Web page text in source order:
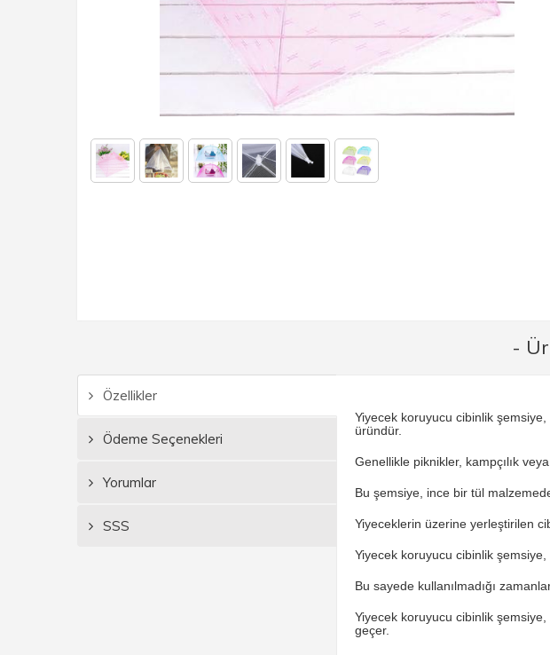
-
Özellikler
Ödeme Seçenekleri
Yorumlar
SSS
Yiyecek koruyucu cibinlik
üründür.
Genellikle piknikler, kampçılık
Bu şemsiye, ince bir tül
Yiyeceklerin üzerine yerleştirilen
Yiyecek koruyucu cibinlik
Bu sayede kullanılmadığı
Yiyecek koruyucu cibinlik şemsiye,
geçer.